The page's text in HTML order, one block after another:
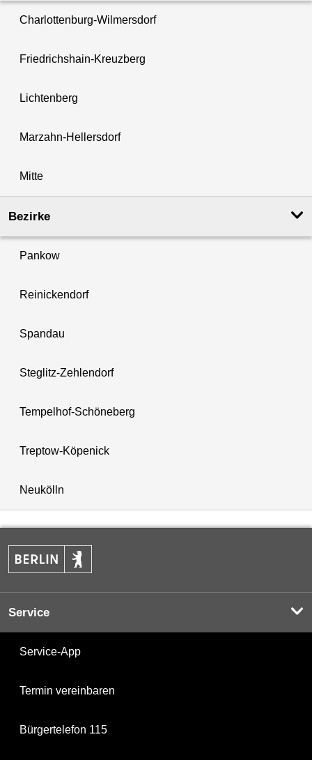
Charlottenburg-Wilmersdorf
Friedrichshain-Kreuzberg
Lichtenberg
Marzahn-Hellersdorf
Mitte
Bezirke
Pankow
Reinickendorf
Spandau
Steglitz-Zehlendorf
Tempelhof-Schöneberg
Treptow-Köpenick
Neukölln
Service
Service-App
Termin vereinbaren
Bürgertelefon 115